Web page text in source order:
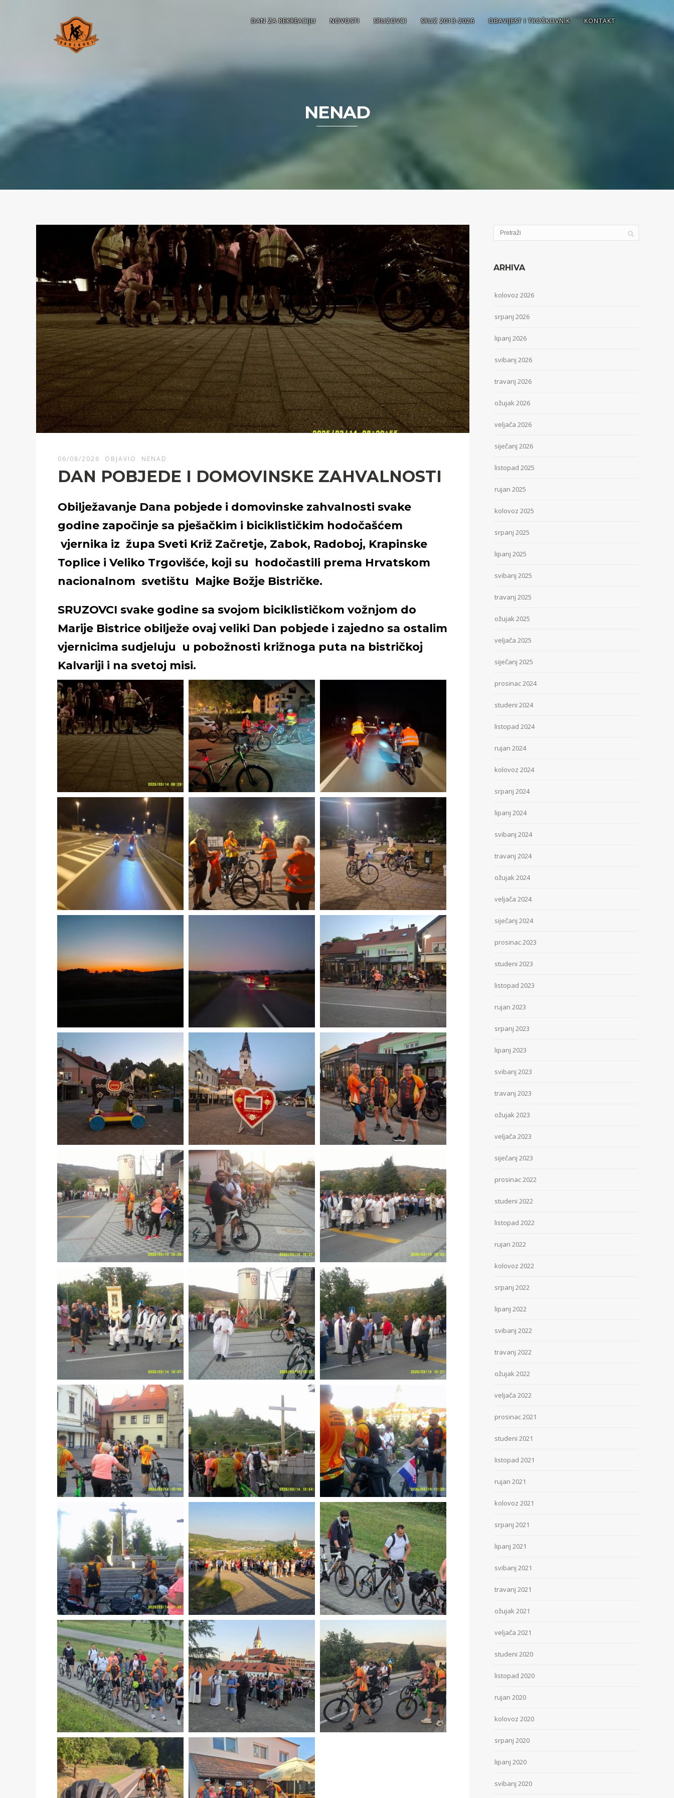
DAN ZA REKREACIJU NOVOSTI SRUZOVCI SRUZ 2013-2026 OBAVIJEST I TROŠKOVNIK KONTAKT
NENAD
06/08/2026 OBJAVIO NENAD
DAN POBJEDE I DOMOVINSKE ZAHVALNOSTI
Obilježavanje Dana pobjede i domovinske zahvalnosti svake
godine započinje sa pješačkim i biciklističkim hodočašćem
vjernika iz župa Sveti Križ Začretje, Zabok, Radoboj, Krapinske
Toplice i Veliko Trgovišće, koji su hodočastili prema Hrvatskom
nacionalnom svetištu Majke Božje Bistričke.
SRUZOVCI svake godine sa svojom biciklističkom vožnjom do
Marije Bistrice obilježe ovaj veliki Dan pobjede i zajedno sa ostalim
vjernicima sudjeluju u pobožnosti križnoga puta na bistričkoj
Kalvariji i na svetoj misi.
ARHIVA
kolovoz 2026
srpanj 2026
lipanj 2026
svibanj 2026
travanj 2026
ožujak 2026
veljača 2026
siječanj 2026
listopad 2025
rujan 2025
kolovoz 2025
srpanj 2025
lipanj 2025
svibanj 2025
travanj 2025
ožujak 2025
veljača 2025
siječanj 2025
prosinac 2024
studeni 2024
listopad 2024
rujan 2024
kolovoz 2024
srpanj 2024
lipanj 2024
svibanj 2024
travanj 2024
ožujak 2024
veljača 2024
siječanj 2024
prosinac 2023
studeni 2023
listopad 2023
rujan 2023
srpanj 2023
lipanj 2023
svibanj 2023
travanj 2023
ožujak 2023
veljača 2023
siječanj 2023
prosinac 2022
studeni 2022
listopad 2022
rujan 2022
kolovoz 2022
srpanj 2022
lipanj 2022
svibanj 2022
travanj 2022
ožujak 2022
veljača 2022
prosinac 2021
studeni 2021
listopad 2021
rujan 2021
kolovoz 2021
srpanj 2021
lipanj 2021
svibanj 2021
travanj 2021
ožujak 2021
veljača 2021
studeni 2020
listopad 2020
rujan 2020
kolovoz 2020
srpanj 2020
lipanj 2020
svibanj 2020